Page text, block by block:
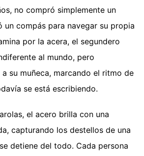
no compró simplemente un
un compás para navegar su propia
por la acera, el segundero
al mundo, pero
su muñeca, marcando el ritmo de
se está escribiendo.
el acero brilla con una
capturando los destellos de una
detiene del todo. Cada persona